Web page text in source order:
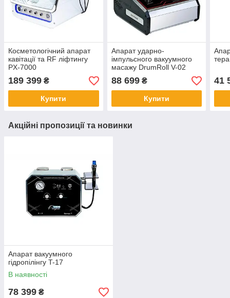
Косметологічний апарат
кавітації та RF ліфтингу
PX-7000
189 399 ₴
Купити
Апарат ударно-
імпульсного вакуумного
масажу DrumRoll V-02
88 699₴
Купити
41
Акційні пропозиції та новинки
Апарат вакуумного
гідропілінгу T-17
В наявності
78 399 ₴